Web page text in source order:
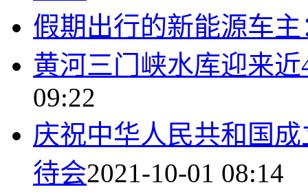
假期出行的新能源车
黄河三门峡水库迎来
09:22
庆祝中华人民共和国
待会2021-10-01 08:14